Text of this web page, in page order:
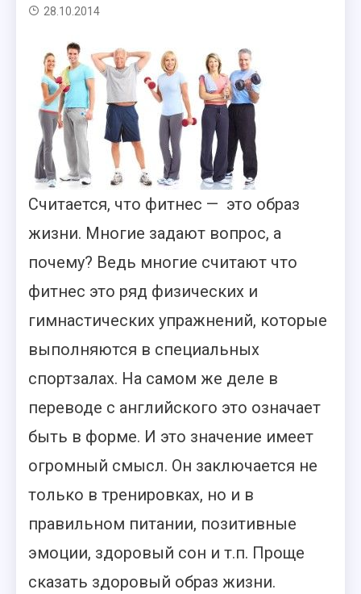
28.10.2014
Считается, что фитнес — это образ
жизни. Многие задают вопрос, а
почему? Ведь многие считают что
фитнес это ряд физических и
гимнастических упражнений, которые
выполняются в специальных
спортзалах. На самом же деле в
переводе с английского это означает
быть в форме. И это значение имеет
огромный смысл. Он заключается не
только в тренировках, но и в
правильном питании, позитивные
эмоции, здоровый сон и т.п. Проще
сказать здоровый образ жизни.